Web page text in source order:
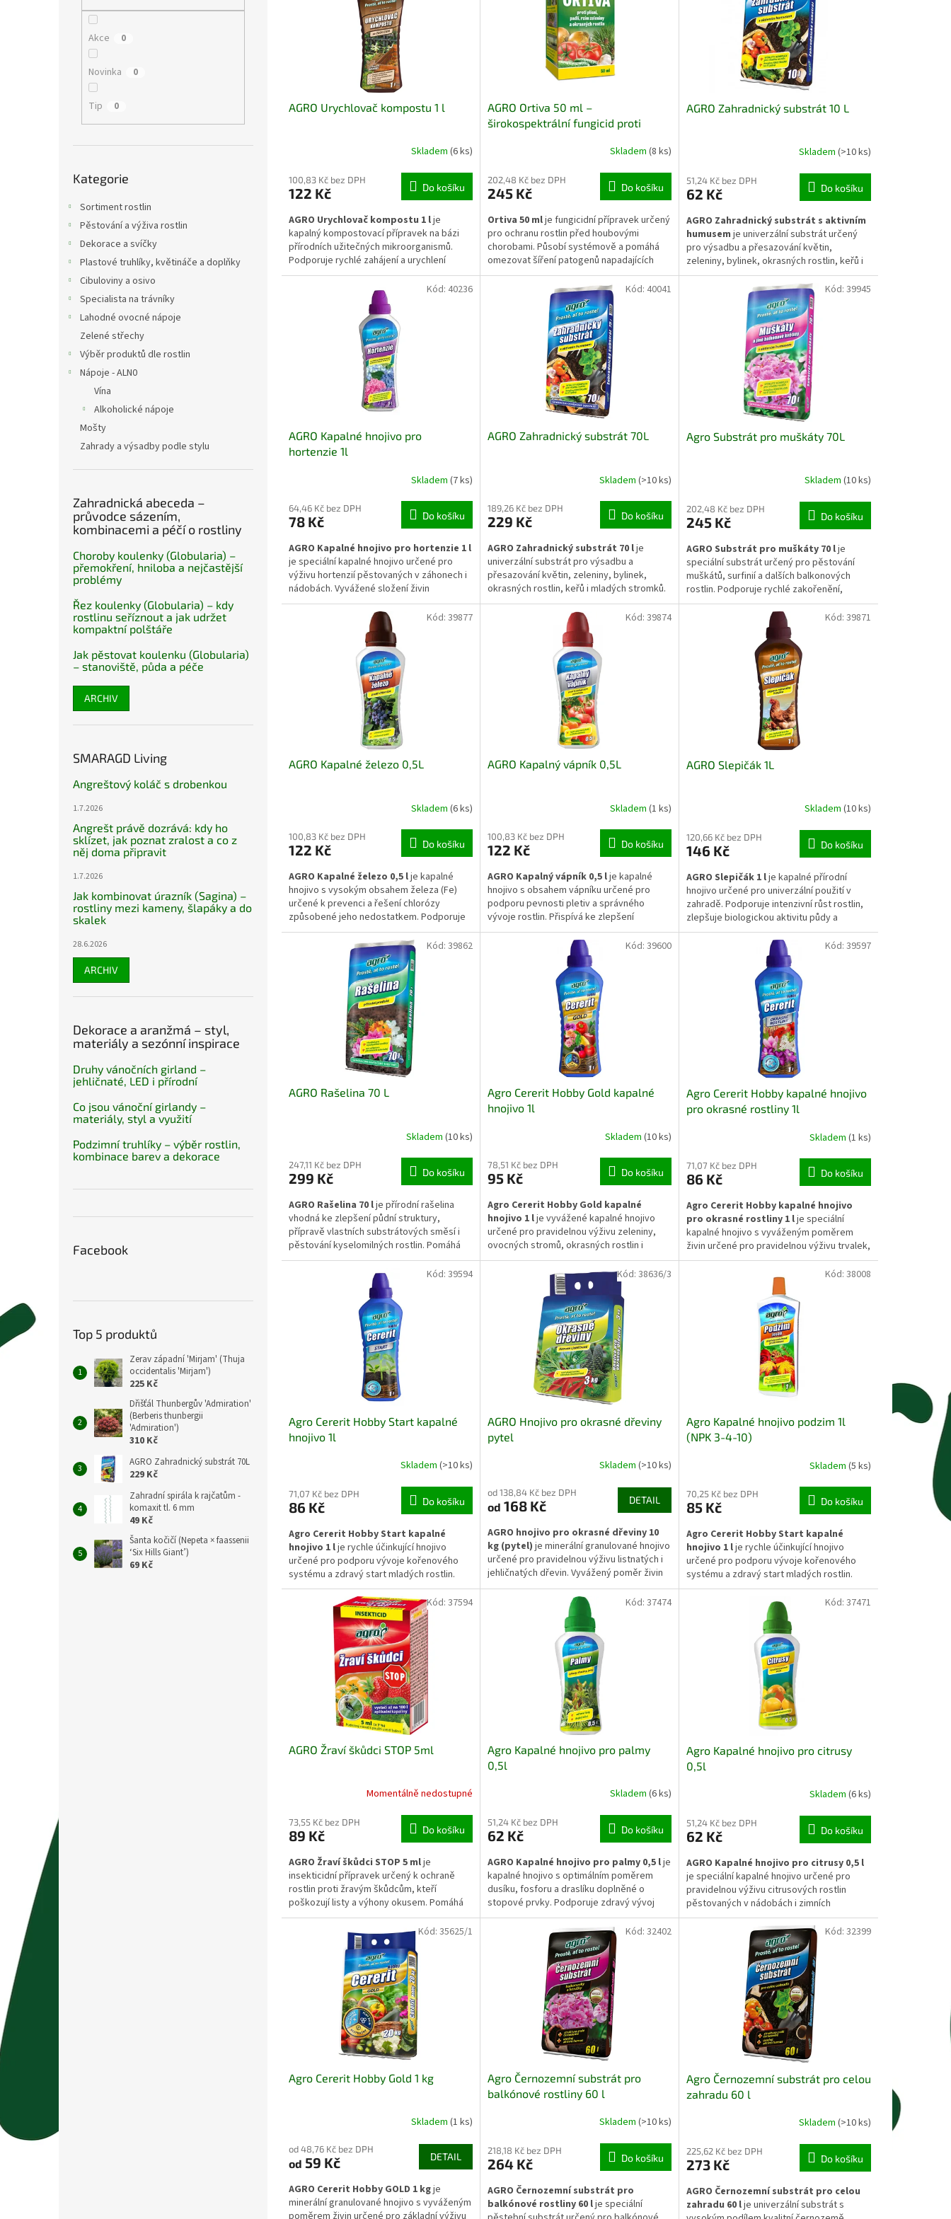
Akce 0
Novinka 0
Tip 0
kategorie
Kategorie
Sortiment rostlin
Pěstování a výživa rostlin
Dekorace a svíčky
Plastové truhlíky, květináče a doplňky
Cibuloviny a osivo
Specialista na trávníky
Lahodné ovocné nápoje
Zelené střechy
Výběr produktů dle rostlin
Nápoje - ALN0
Vína
Alkoholické nápoje
Mošty
Zahrady a výsadby podle stylu
Zahradnická abeceda –
průvodce sázením,
kombinacemi a péčí o rostliny
Choroby koulenky (Globularia) –
přemokření, hniloba a nejčastější
problémy
Řez koulenky (Globularia) – kdy
rostlinu seříznout a jak udržet
kompaktní polštáře
Jak pěstovat koulenku (Globularia)
– stanoviště, půda a péče
ARCHIV
SMARAGD Living
Angreštový koláč s drobenkou
1.7.2026
Angrešt právě dozrává: kdy ho
sklízet, jak poznat zralost a co z
něj doma připravit
1.7.2026
Jak kombinovat úrazník (Sagina) –
rostliny mezi kameny, šlapáky a do
skalek
28.6.2026
ARCHIV
Dekorace a aranžmá – styl,
materiály a sezónní inspirace
Druhy vánočních girland –
jehličnaté, LED i přírodní
Co jsou vánoční girlandy –
materiály, styl a využití
Podzimní truhlíky – výběr rostlin,
kombinace barev a dekorace
Facebook
Top 5 produktů
Zerav západní 'Mirjam' (Thuja
occidentalis 'Mirjam')
225 Kč
Dřišťál Thunbergův 'Admiration'
(Berberis thunbergii
'Admiration')
310 Kč
AGRO Zahradnický substrát 70L
229 Kč
Zahradní spirála k rajčatům -
komaxit tl. 6 mm
49 Kč
Šanta kočičí (Nepeta × faassenii
‘Six Hills Giant’)
69 Kč
AGRO Urychlovač kompostu 1 l
Skladem (6 ks)
100,83 Kč bez DPH
122 Kč Do košíku
AGRO Urychlovač kompostu 1 lje
kapalný kompostovací přípravek na bázi
přírodních užitečných mikroorganismů.
Podporuje rychlé zahájení a urychlení
rozkladu organických zbytků ze zahrady i
domácnosti, jako je posečená tráva, listí
nebo vybraný kuchyňský bioodpad.
Zkracuje dobu zrání kompostu a napomáhá
stabilnímu a rovnoměrnému průběhu
kompostovacího procesu.
AGRO Ortiva 50 ml –
širokospektrální fungicid proti
Skladem (8 ks)
202,48 Kč bez DPH
245 Kč Do košíku
Ortiva 50 mlje fungicidní přípravek určený
pro ochranu rostlin před houbovými
chorobami. Působí systémově a pomáhá
omezovat šíření patogenů napadajících
listy, stonky i plody. Používá se na širokou
škálu zahradních rostlin včetně zeleniny,
ovocných dřevin i okrasných rostlin.
Přípravek se aplikuje postřikem na
nadzemní části rostlin během vegetace.
AGRO Zahradnický substrát 10 L
Skladem (>10 ks)
51,24 Kč bez DPH
62 Kč Do košíku
AGRO Zahradnický substrát s aktivním
humusem je univerzální substrát určený
pro výsadbu a přesazování květin,
zeleniny, bylinek, okrasných rostlin, keřů i
mladých stromků. Aktivní humus podporuje
zakořenění, zdravý růst a dlouhodobou
vitalitu rostlin. Substrát je vhodný pro
použití na záhonech, ve sklenících i v
pěstebních nádobách.
AGRO Kapalné hnojivo pro
hortenzie 1l
Skladem (7 ks)
64,46 Kč bez DPH
78 Kč Do košíku
AGRO Kapalné hnojivo pro hortenzie 1 l
je speciální kapalné hnojivo určené pro
výživu hortenzií pěstovaných v záhonech i
nádobách. Vyvážené složení živin
podporuje zdravý růst, tvorbu silných
výhonů a bohaté kvetení se sytými barvami
Kód: 40236
AGRO Zahradnický substrát 70L
Skladem (>10 ks)
189,26 Kč bez DPH
229 Kč Do košíku
AGRO Zahradnický substrát 70 lje
univerzální substrát pro výsadbu a
přesazování květin, zeleniny, bylinek,
okrasných rostlin, keřů i mladých stromků.
Podporuje zakořenění, zdravý růst a je
vhodný pro použití na záhonech, ve
sklenících i v pěstebních nádobách.
Kód: 40041
Agro Substrát pro muškáty 70L
Skladem (10 ks)
202,48 Kč bez DPH
245 Kč Do košíku
AGRO Substrát pro muškáty 70 lje
speciální substrát určený pro pěstování
muškátů, surfinií a dalších balkonových
rostlin. Podporuje rychlé zakořenění,
zdravý růst a bohaté kvetení po celou
vegetační sezónu. Je vhodný pro truhlíky,
květináče, závěsné nádoby i další pěstební
Kód: 39945
AGRO Kapalné železo 0,5L
Skladem (6 ks)
100,83 Kč bez DPH
122 Kč Do košíku
AGRO Kapalné železo 0,5 lje kapalné
hnojivo s vysokým obsahem železa (Fe)
určené k prevenci a řešení chlorózy
způsobené jeho nedostatkem. Podporuje
správnou fotosyntézu, intenzivní vybarvení
listů a celkovou vitalitu zahradních i
pokojových rostlin.
Kód: 39877
AGRO Kapalný vápník 0,5L
Skladem (1 ks)
100,83 Kč bez DPH
122 Kč Do košíku
AGRO Kapalný vápník 0,5 lje kapalné
hnojivo s obsahem vápníku určené pro
podporu pevnosti pletiv a správného
vývoje rostlin. Přispívá ke zlepšení
transportu živin, omezuje fyziologické
poruchy plodů a podporuje stabilní růst
Kód: 39874
AGRO Slepičák 1L
Skladem (10 ks)
120,66 Kč bez DPH
146 Kč Do košíku
AGRO Slepičák 1 lje kapalné přírodní
hnojivo určené pro univerzální použití v
zahradě. Podporuje intenzivní růst rostlin,
zlepšuje biologickou aktivitu půdy a
přispívá k vyšší úrodnosti i celkové vitalitě
pěstovaných plodin.
Kód: 39871
AGRO Rašelina 70 L
Skladem (10 ks)
247,11 Kč bez DPH
299 Kč Do košíku
AGRO Rašelina 70 lje přírodní rašelina
vhodná ke zlepšení půdní struktury,
přípravě vlastních substrátových směsí i
pěstování kyselomilných rostlin. Pomáhá
zadržovat vláhu, podporuje rozvoj
kořenového systému a vytváří vhodné
prostředí pro borůvky, rododendrony,
azalky, hortenzie, vřesy i další rostliny se
specifickými nároky na půdní reakci.
Kód: 39862
Agro Cererit Hobby Gold kapalné
hnojivo 1l
Skladem (10 ks)
78,51 Kč bez DPH
95 Kč Do košíku
Agro Cererit Hobby Gold kapalné
hnojivo 1 lje vyvážené kapalné hnojivo
určené pro pravidelnou výživu zeleniny,
ovocných stromů, okrasných rostlin i
jehličnanů. Dodává rychle dostupné živiny,
které podporují zdravý růst, pevnou
stavbu pletiv a celkovou vitalitu rostlin
během vegetace.
Kód: 39600
Agro Cererit Hobby kapalné hnojivo
pro okrasné rostliny 1l
Skladem (1 ks)
71,07 Kč bez DPH
86 Kč Do košíku
Agro Cererit Hobby kapalné hnojivo
pro okrasné rostliny 1 lje speciální
kapalné hnojivo s vyváženým poměrem
živin určené pro pravidelnou výživu trvalek,
keřů a kvetoucích druhů. Dodává rychle
dostupné živiny, které podporují zdravý
růst, tvorbu pevných výhonů a intenzivní,
dlouhodobé kvetení během vegetace.
Kód: 39597
Agro Cererit Hobby Start kapalné
hnojivo 1l
Skladem (>10 ks)
71,07 Kč bez DPH
86 Kč Do košíku
Agro Cererit Hobby Start kapalné
hnojivo 1 lje rychle účinkující hnojivo
určené pro podporu vývoje kořenového
systému a zdravý start mladých rostlin.
Pomáhá stabilizovat růst po výsadbě a
přispívá k vytvoření silného základu pro
další vegetační vývoj zeleniny, ovocných
stromů, okrasných rostlin i jehličnanů.
Kód: 39594
AGRO Hnojivo pro okrasné dřeviny
pytel
Skladem (>10 ks)
od 138,84 Kč bez DPH
od 168 Kč DETAIL
AGRO hnojivo pro okrasné dřeviny 10
kg (pytel) je minerální granulované hnojivo
určené pro pravidelnou výživu listnatých i
jehličnatých dřevin. Vyvážený poměr živin
podporuje růst výhonů, tvorbu listové
plochy a celkovou vitalitu rostlin během
vegetační sezóny. Vhodné je pro solitérní
stromy, keře i živé ploty.
Kód: 38636/3
Agro Kapalné hnojivo podzim 1l
(NPK 3-4-10)
Skladem (5 ks)
70,25 Kč bez DPH
85 Kč Do košíku
Agro Cererit Hobby Start kapalné
hnojivo 1 lje rychle účinkující hnojivo
určené pro podporu vývoje kořenového
systému a zdravý start mladých rostlin.
Pomáhá stabilizovat růst po výsadbě a
přispívá k vytvoření silného základu pro
další vegetační vývoj zeleniny, ovocných
stromů, okrasných rostlin i jehličnanů.
Kód: 38008
AGRO Žraví škůdci STOP 5ml
Momentálně nedostupné
73,55 Kč bez DPH
89 Kč Do košíku
AGRO Žraví škůdci STOP 5 mlje
insekticidní přípravek určený k ochraně
rostlin proti žravým škůdcům, kteří
poškozují listy a výhony okusem. Pomáhá
omezovat výskyt housenek, brouků a
dalších škůdců a brání jejich dalšímu šíření.
Vhodný je pro použití na zelenině,
ovocných rostlinách i okrasných
Kód: 37594
Agro Kapalné hnojivo pro palmy
0,5l
Skladem (6 ks)
51,24 Kč bez DPH
62 Kč Do košíku
AGRO Kapalné hnojivo pro palmy 0,5 lje
kapalné hnojivo s optimálním poměrem
dusíku, fosforu a draslíku doplněné o
stopové prvky. Podporuje zdravý vývoj
kořenového systému, růst pevných listů a
sytě zelené zbarvení palem a dalších
exotických rostlin.
Kód: 37474
Agro Kapalné hnojivo pro citrusy
0,5l
Skladem (6 ks)
51,24 Kč bez DPH
62 Kč Do košíku
AGRO Kapalné hnojivo pro citrusy 0,5 l
je speciální kapalné hnojivo určené pro
pravidelnou výživu citrusových rostlin
pěstovaných v nádobách i zimních
zahradách. Obsahuje vyvážené živiny a
stopové prvky podporující zdravý růst,
stabilní tvorbu poupat a kvalitní vývoj
Kód: 37471
Agro Cererit Hobby Gold 1 kg
Skladem (1 ks)
od 48,76 Kč bez DPH
od 59 Kč DETAIL
AGRO Cererit Hobby GOLD 1 kgje
minerální granulované hnojivo s vyváženým
poměrem živin určené pro základní výživu
Kód: 35625/1
Agro Černozemní substrát pro
balkónové rostliny 60 l
Skladem (>10 ks)
218,18 Kč bez DPH
264 Kč Do košíku
AGRO Černozemní substrát pro
balkónové rostliny 60 lje speciální
Kód: 32402
Agro Černozemní substrát pro celou
zahradu 60 l
Skladem (>10 ks)
225,62 Kč bez DPH
273 Kč Do košíku
AGRO Černozemní substrát pro celou
zahradu 60 lje univerzální substrát s
Kód: 32399